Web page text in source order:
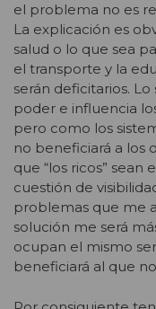
el problema no es
La explicación es
salud o lo que sea
el transporte y la
serán deficitarios.
poder e influencia
pero como los
no beneficiará a los
que “los ricos” sean
cuestión de
problemas que me
solución me será
ocupan el mismo
beneficiará al que